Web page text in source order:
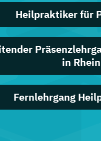
Heilpraktiker für
in
Fernlehrgang